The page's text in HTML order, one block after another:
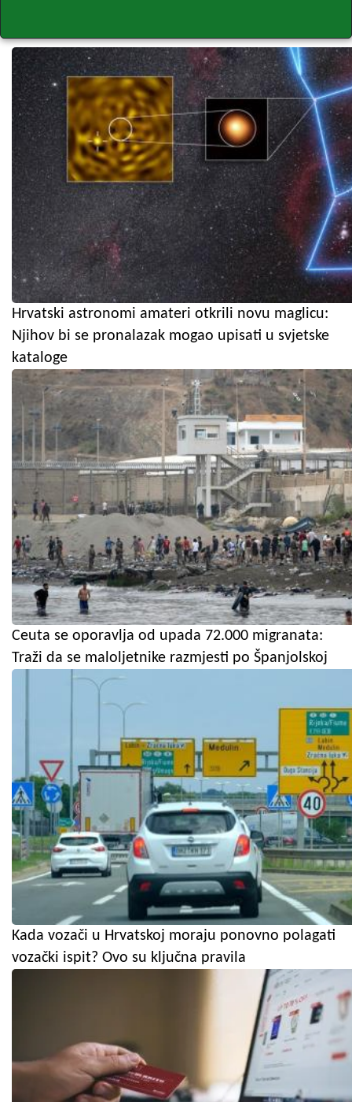
Hrvatski astronomi amateri otkrili novu maglicu:
Njihov bi se pronalazak mogao upisati u svjetske
kataloge
Ceuta se oporavlja od upada 72.000 migranata:
Traži da se maloljetnike razmjesti po Španjolskoj
Kada vozači u Hrvatskoj moraju ponovno polagati
vozački ispit? Ovo su ključna pravila